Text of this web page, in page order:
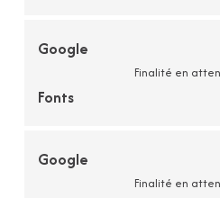
Google
Fonts
Finalité en
Google
Finalité en